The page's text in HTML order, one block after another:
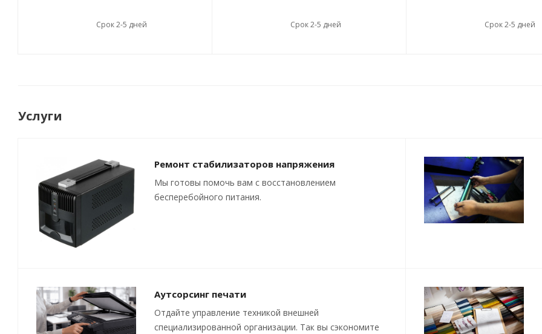
Срок 2-5 дней Срок 2-5 дней Срок 2-5 дней
Услуги
Ремонт стабилизаторов напряжения
Мы готовы помочь вам с восстановлением
бесперебойного питания.
Аутсорсинг печати
Отдайте управление техникой внешней
специализированной организации. Так вы сэкономите